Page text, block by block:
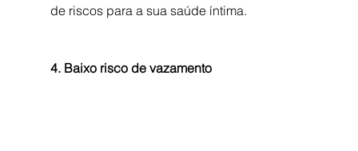
de riscos para a sua saúde íntima.
4. Baixo risco de vazamento